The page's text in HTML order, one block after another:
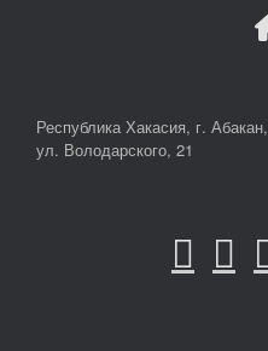
Республика Хакасия, г. Абакан,
ул. Володарского, 21